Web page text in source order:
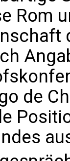
Rom
de